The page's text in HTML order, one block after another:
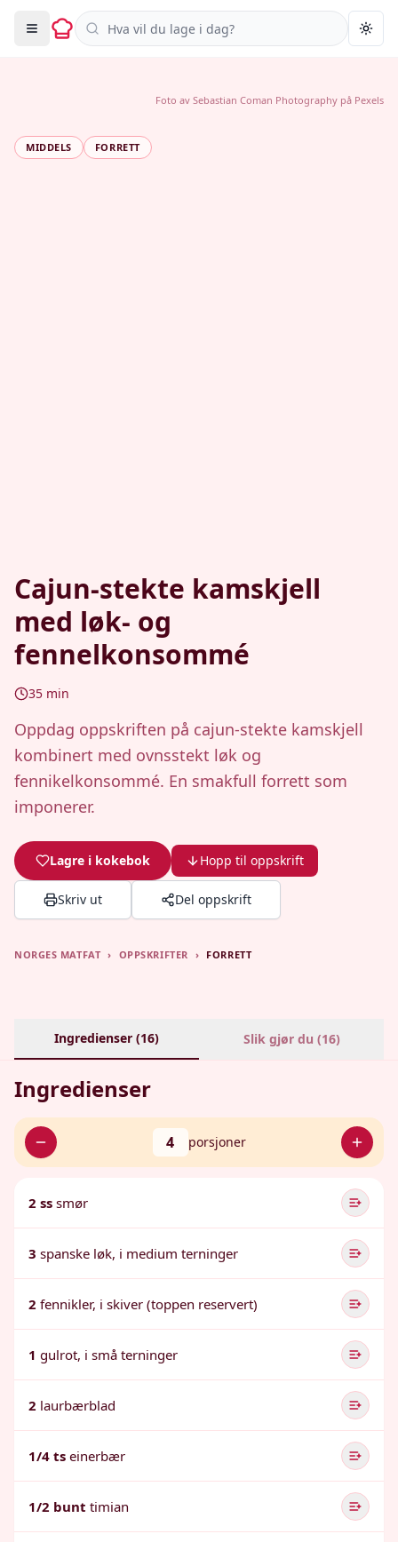
Søk i oppskrifter
MIDDELS FORRETT
Cajun-stekte kamskjell
med løk- og
fennelkonsommé
35 min
Oppdag oppskriften på cajun-stekte kamskjell
kombinert med ovnsstekt løk og
fennikelkonsommé. En smakfull forrett som
imponerer.
Lagre i kokebok Hopp til oppskrift
Skriv ut Del oppskrift
Foto av Sebastian Coman Photography på Pexels
NORGES MATFAT › OPPSKRIFTER › FORRETT
Ingredienser (16) Slik gjør du (16)
Ingredienser
4 porsjoner
2 ss smør
3 spanske løk, i medium terninger
2 fennikler, i skiver (toppen reservert)
1 gulrot, i små terninger
2 laurbærblad
1/4 ts einerbær
1/2 bunt timian